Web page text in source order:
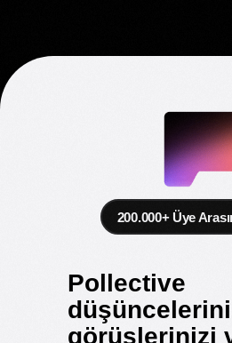
200.000+ Üye
Pollective
görüşlerinizi